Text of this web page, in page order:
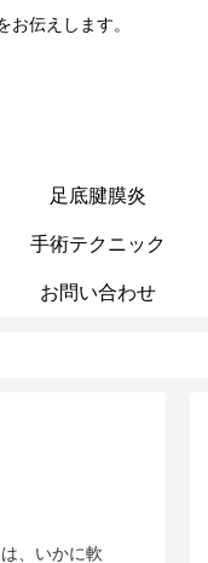
伝えします。
足底腱膜炎
手術テクニック
お問い合わせ
、いかに軟